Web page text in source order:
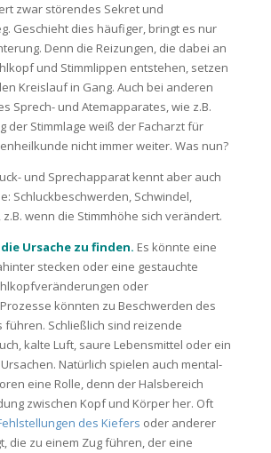
zwar störendes Sekret und
Geschieht dies häufiger, bringt es nur
Denn die Reizungen, die dabei an
und Stimmlippen entstehen, setzen
Kreislauf in Gang. Auch bei anderen
Sprech- und Atemapparates, wie z.B.
der Stimmlage weiß der Facharzt für
nicht immer weiter. Was nun?
und Sprechapparat kennt aber auch
Schluckbeschwerden, Schwindel,
wenn die Stimmhöhe sich verändert.
Ursache zu finden. Es könnte eine
stecken oder eine gestauchte
oder
könnten zu Beschwerden des
führen. Schließlich sind reizende
kalte Luft, saure Lebensmittel oder ein
Natürlich spielen auch mental-
eine Rolle, denn der Halsbereich
zwischen Kopf und Körper her. Oft
des Kiefers oder anderer
die zu einem Zug führen, der eine